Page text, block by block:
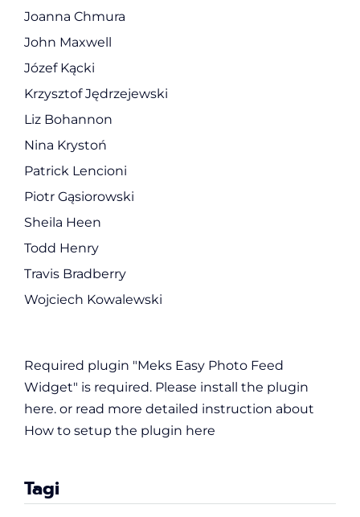
Joanna Chmura
John Maxwell
Józef Kącki
Krzysztof Jędrzejewski
Liz Bohannon
Nina Krystoń
Patrick Lencioni
Piotr Gąsiorowski
Sheila Heen
Todd Henry
Travis Bradberry
Wojciech Kowalewski
Required plugin "Meks Easy Photo Feed
Widget" is required. Please install the plugin
here. or read more detailed instruction about
How to setup the plugin here
Tagi